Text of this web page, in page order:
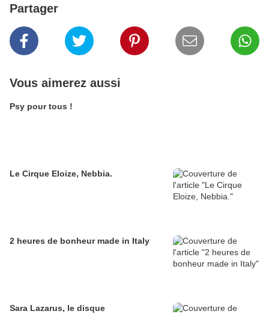
Partager
Vous aimerez aussi
Psy pour tous !
Le Cirque Eloize, Nebbia.
2 heures de bonheur made in Italy
Sara Lazarus, le disque